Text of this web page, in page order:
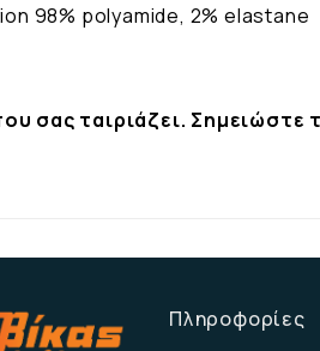
98% polyamide, 2% elastane
σας ταιριάζει.
Πληροφορίες